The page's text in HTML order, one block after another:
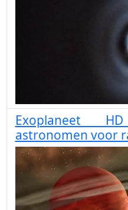
Exoplaneet
astronomen voor